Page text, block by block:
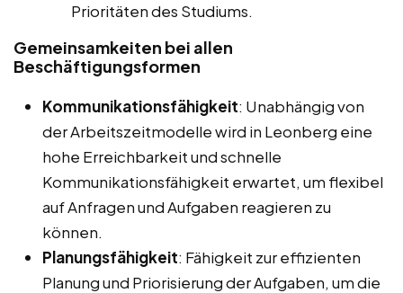
Prioritäten des Studiums.
Gemeinsamkeiten bei allen
Beschäftigungsformen
Kommunikationsfähigkeit: Unabhängig von
der Arbeitszeitmodelle wird in Leonberg eine
hohe Erreichbarkeit und schnelle
Kommunikationsfähigkeit erwartet, um flexibel
auf Anfragen und Aufgaben reagieren zu
können.
Planungsfähigkeit: Fähigkeit zur effizienten
Planung und Priorisierung der Aufgaben, um die